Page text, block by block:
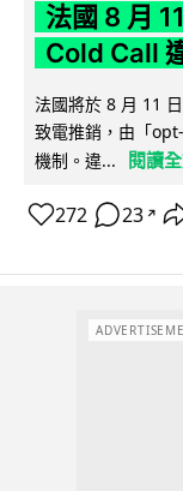
法國 8 月
Cold Call
法國將於 8 月 11
致電推銷，由「
機制。違...
閱讀
272 23 ↗